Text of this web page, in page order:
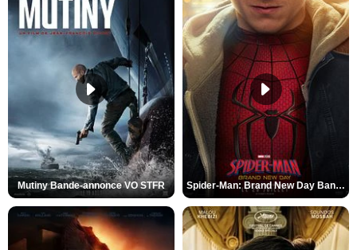
Mutiny Bande-annonce VO STFR Spider-Man: Brand New Day Bande-annonce VO STFR